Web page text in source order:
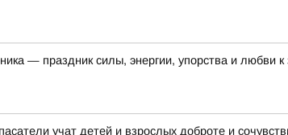
— праздник силы, энергии, упорства и любви
учат детей и взрослых доброте и